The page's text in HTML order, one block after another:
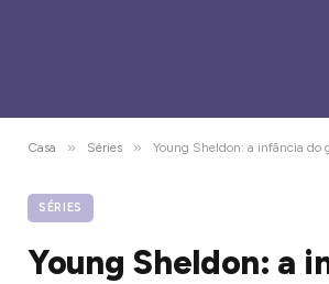
Casa » Séries » Young Sheldon: a infância do gênio e os dilemas
SÉRIES
Young Sheldon: a